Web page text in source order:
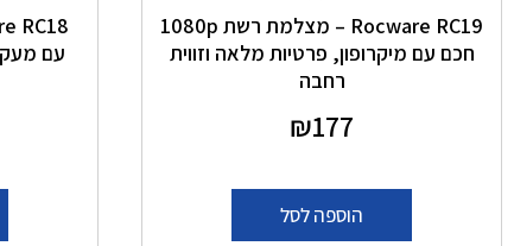
Rocware RC19 – מצלמת רשת 1080p
חכם עם מיקרופון, פרטיות מלאה וזווית
רחבה
₪177
הוספה לסל